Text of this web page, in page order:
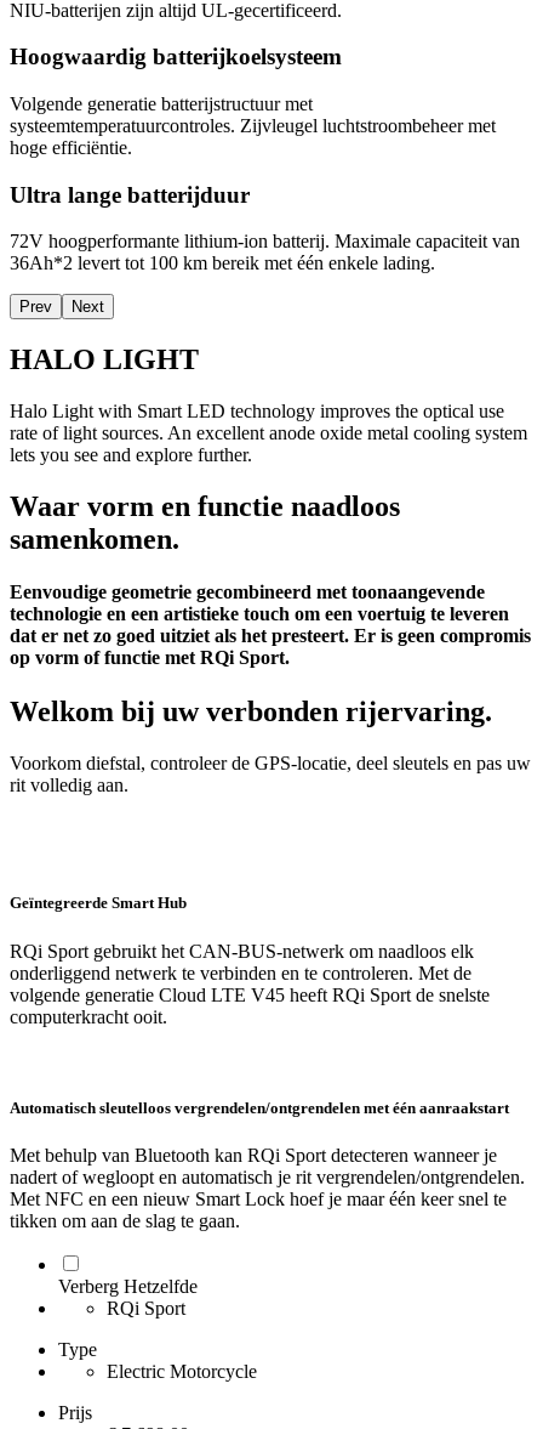
NIU-batterijen zijn altijd UL-gecertificeerd.
Hoogwaardig batterijkoelsysteem
Volgende generatie batterijstructuur met
systeemtemperatuurcontroles. Zijvleugel luchtstroombeheer met
hoge efficiëntie.
Ultra lange batterijduur
72V hoogperformante lithium-ion batterij. Maximale capaciteit van
36Ah*2 levert tot 100 km bereik met één enkele lading.
Prev Next
HALO LIGHT
Halo Light with Smart LED technology improves the optical use
rate of light sources. An excellent anode oxide metal cooling system
lets you see and explore further.
Waar vorm en functie naadloos
samenkomen.
Eenvoudige geometrie gecombineerd met toonaangevende
technologie en een artistieke touch om een voertuig te leveren
dat er net zo goed uitziet als het presteert. Er is geen compromis
op vorm of functie met RQi Sport.
Welkom bij uw verbonden rijervaring.
Voorkom diefstal, controleer de GPS-locatie, deel sleutels en pas uw
rit volledig aan.
Geïntegreerde Smart Hub
RQi Sport gebruikt het CAN-BUS-netwerk om naadloos elk
onderliggend netwerk te verbinden en te controleren. Met de
volgende generatie Cloud LTE V45 heeft RQi Sport de snelste
computerkracht ooit.
Automatisch sleutelloos vergrendelen/ontgrendelen met één aanraakstart
Met behulp van Bluetooth kan RQi Sport detecteren wanneer je
nadert of wegloopt en automatisch je rit vergrendelen/ontgrendelen.
Met NFC en een nieuw Smart Lock hoef je maar één keer snel te
tikken om aan de slag te gaan.
Verberg Hetzelfde
RQi Sport
Type
Electric Motorcycle
Prijs